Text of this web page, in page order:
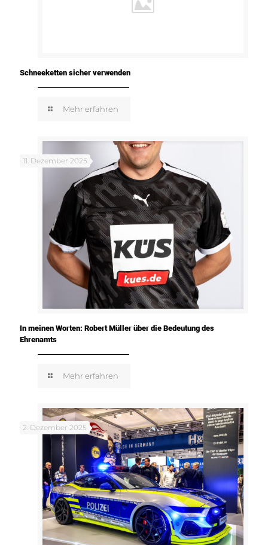
Schneeketten sicher verwenden
Mehr erfahren
11. Dezember 2025
In meinen Worten: Robert Müller über die Bedeutung des
Ehrenamts
Mehr erfahren
2. Dezember 2025